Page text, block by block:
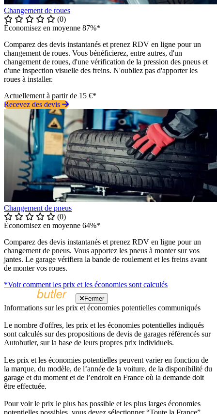
Changement de roues
(0)
Économisez en moyenne 87%*
Comparez des devis instantanés et prenez RDV en ligne pour un
changement de roues. Vous bénéficierez, entre autres, d'un
changement de roues, d'une vérification de la pression des pneus et
d'une inspection visuelle des freins. N'oubliez pas d'apporter les
roues à installer.
Actuellement à partir de 15 €*
Recevez des devis
Changement de pneus
(0)
Économisez en moyenne 64%*
Comparez des devis instantanés et prenez RDV en ligne pour un
changement de pneus. Vous apportez les pneus à monter sur vos
jantes. Le garage vérifiera la bande de roulement et les freins avant
de monter vos roues.
*Voir comment les prix et les économies sont calculés
Fermer
Informations sur les prix et économies potentielles communiqués
Le nombre d'offres, les prix et les économies potentielles indiqués
sont calculés sur des propositions de devis de garages référencés sur
Autobutler, sur la base de leurs propres prix individuels.
Les prix et les économies potentielles peuvent varier en fonction de
la marque, du modèle, de l’année de la voiture, de la disponibilité du
garage et du moment et de l’endroit en France où la demande doit
être effectuée.
Pour voir le prix le plus bas possible et les plus larges économies
potentielles possibles, vous devez sélectionner “Toute la France”